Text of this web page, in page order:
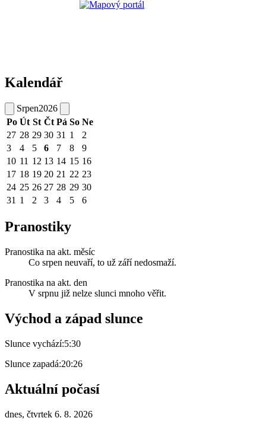
Kalendář
Srpen2026
Po Út St Čt Pá So Ne
27 28 29 30 31 1
2
3
4 5 6 7 8
9
10 11 12 13 14 15 16
17 18 19 20 21 22 23
24 25 26 27 28 29 30
31 1 2 3 4 5 6
Pranostiky
Pranostika na akt. měsíc
Co srpen neuvaří, to už září nedosmaží.
Pranostika na akt. den
V srpnu již nelze slunci mnoho věřit.
Východ a západ slunce
Slunce vychází:5:30
Slunce zapadá:20:26
Aktuální počasí
dnes, čtvrtek 6. 8. 2026